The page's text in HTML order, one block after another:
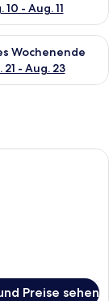
10 - Aug. 11
Aug. 14
Wochenende
21 - Aug. 23
Verfügbarkeit
mit einem großen
Preise sehen